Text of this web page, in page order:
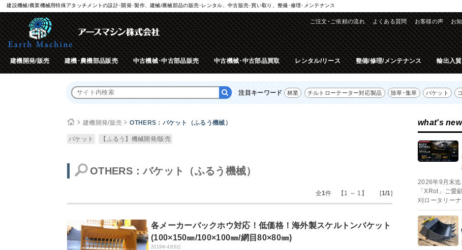
建設機械/農業機械用特殊アタッチメントの設計･開発･製作、建械/農械部品の販売･レンタル、中古販売･買い取り、整備･修理･メンテナンス
お
ご注文･ご依頼の流れ よくある質問 お客様の声
建機開発/販売 建機･農機部品販売 中古機械･中古部品販売 中古機械･中古部品買取 レンタル/リース 整備/修理/メンテナンス 輸出入
注目キーワード 林業 チルトローテーター対応製品 除草･集草 バケット
建機開発/販売 OTHERS：バケット（ふるう機械）
バケット 【ふるう】機械開発/販売
OTHERS：バケット（ふるう機械）
全1件 【1 ～ 1】 [1/1]
各メーカーバックホウ対応！低価格！海外製スケルトンバケット
(100×150㎜/100×100㎜/網目80×80㎜)
2019年4月6日
what's new
2026年9月末
「XRot」ご愛
刈ロータリー